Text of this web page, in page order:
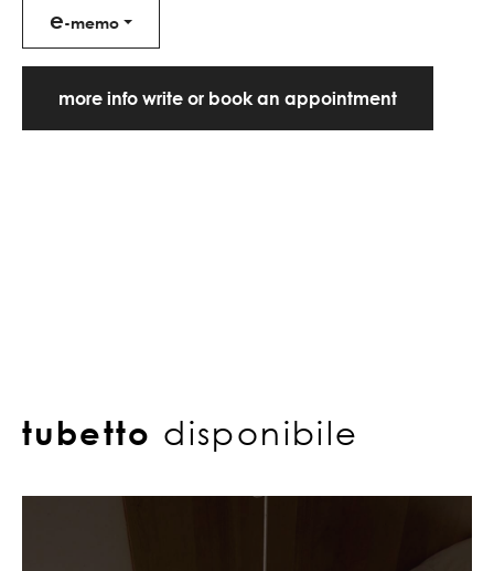
e-memo
more info write or book an appointment
tubetto disponibile